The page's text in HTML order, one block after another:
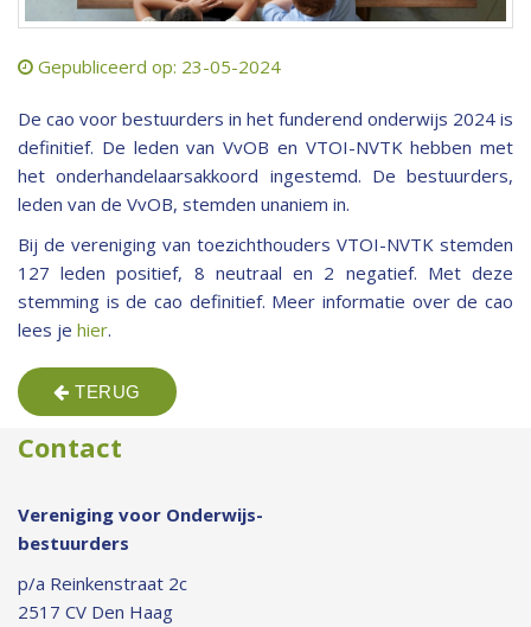
Gepubliceerd op: 23-05-2024
De cao voor bestuurders in het funderend onderwijs 2024 is
definitief. De leden van VvOB en VTOI-NVTK hebben met
het onderhandelaarsakkoord ingestemd. De bestuurders,
leden van de VvOB, stemden unaniem in.
Bij de vereniging van toezichthouders VTOI-NVTK stemden
127 leden positief, 8 neutraal en 2 negatief. Met deze
stemming is de cao definitief. Meer informatie over de cao
lees je hier.
TERUG
Contact
Vereniging voor Onderwijs-
bestuurders
p/a Reinkenstraat 2c
2517 CV Den Haag